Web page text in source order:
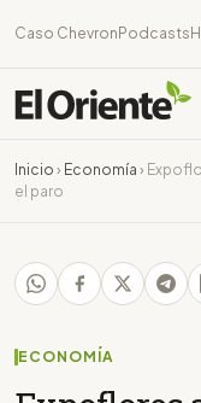
Caso Chevron Podcasts
Inicio › Economía ›
el paro
ECONOMÍA